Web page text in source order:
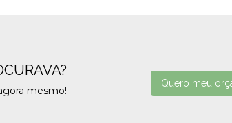
mesmo!
Quero meu